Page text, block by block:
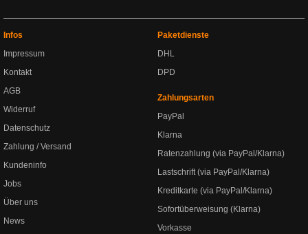
Infos
Impressum
Kontakt
AGB
Widerruf
Datenschutz
Zahlung / Versand
Kundeninfo
Jobs
Über uns
News
Paketdienste
DHL
DPD
Zahlungsarten
PayPal
Klarna
Ratenzahlung (via PayPal/Klarna)
Lastschrift (via PayPal/Klarna)
Kreditkarte (via PayPal/Klarna)
Sofortüberweisung (Klarna)
Vorkasse